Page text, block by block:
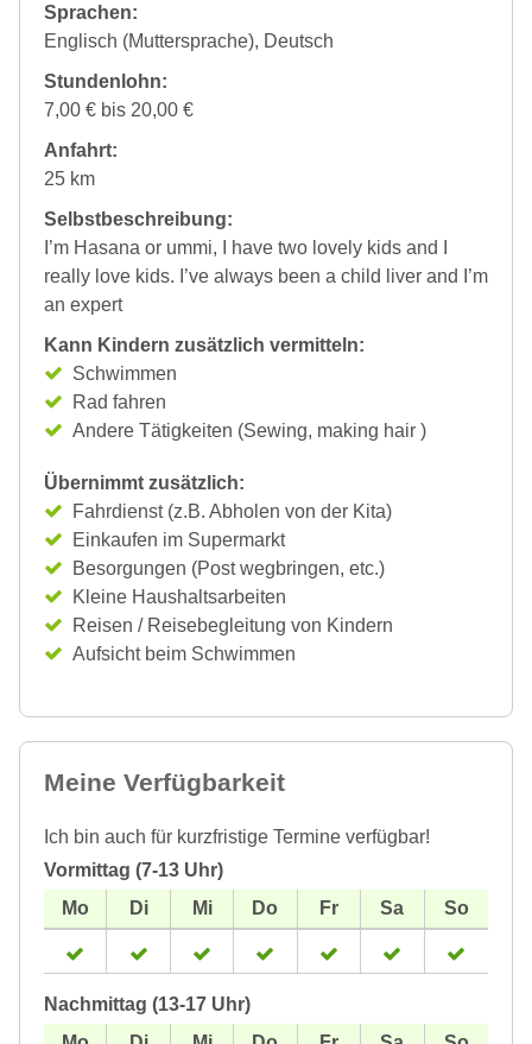
Sprachen:
Englisch (Muttersprache), Deutsch
Stundenlohn:
7,00 € bis 20,00 €
Anfahrt:
25 km
Selbstbeschreibung:
I’m Hasana or ummi, I have two lovely kids and I
really love kids. I’ve always been a child liver and I’m
an expert
Kann Kindern zusätzlich vermitteln:
Schwimmen
Rad fahren
Andere Tätigkeiten (Sewing, making hair )
Übernimmt zusätzlich:
Fahrdienst (z.B. Abholen von der Kita)
Einkaufen im Supermarkt
Besorgungen (Post wegbringen, etc.)
Kleine Haushaltsarbeiten
Reisen / Reisebegleitung von Kindern
Aufsicht beim Schwimmen
Meine Verfügbarkeit
Ich bin auch für kurzfristige Termine verfügbar!
Vormittag (7-13 Uhr)
Nachmittag (13-17 Uhr)